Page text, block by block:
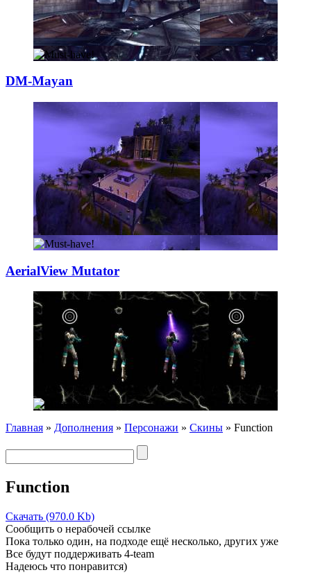
DM-Mayan
AerialView Mutat­or
Главная » Дополнения » Персонажи » Скины » Function
Function
Скачать (970.0 Kb)
Сообщить о нерабочей ссылке
Пока только один, на подходе ещё несколько, других уже
Все будут поддерживать 4-team
Надеюсь что понравится)